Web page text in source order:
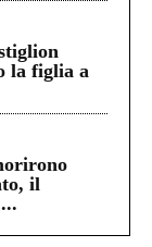
la figlia a
il